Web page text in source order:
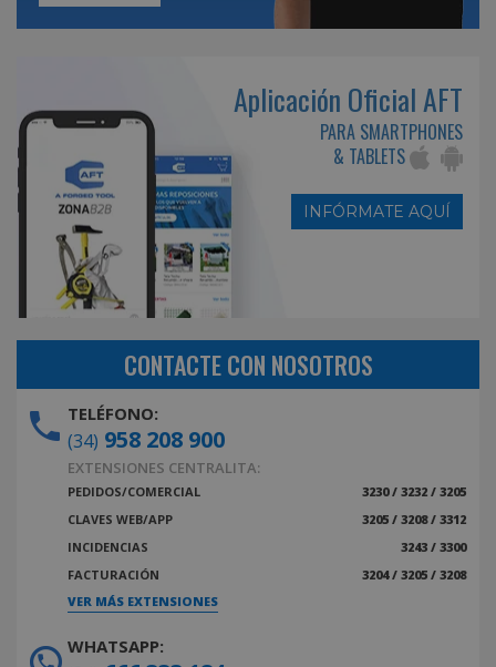
Aplicación Oficial AFT
PARA SMARTPHONES
& TABLETS
INFÓRMATE AQUÍ
CONTACTE CON NOSOTROS
TELÉFONO:
(34) 958 208 900
EXTENSIONES CENTRALITA:
PEDIDOS/COMERCIAL
3230 / 3232 / 3205
CLAVES WEB/APP
3205 / 3208 / 3312
INCIDENCIAS
3243 / 3300
FACTURACIÓN
3204 / 3205 / 3208
VER MÁS EXTENSIONES
WHATSAPP: